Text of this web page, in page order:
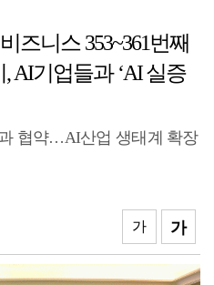
전남광주특별시, 해남 '400MW 태양광' 착공…SK하...
전남광주특별시 '폭염 비상', 온열질환 고위험군 특별 ...
광양시 광영하수처리장, 여과분리막 정밀세정 '신품 80...
위의 인문학
만 원 '통큰' 구...
위원장, 현장 점검
즈니스 353~361번째
AI기업들과 ‘AI 실증
협약…AI산업 생태계 확장
가
가